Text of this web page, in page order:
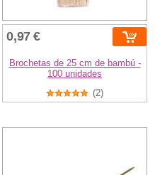
0,97 €
Brochetas de 25 cm de bambú -
100 unidades
(2)